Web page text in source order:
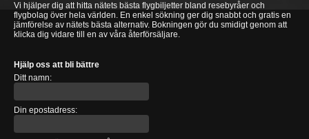
Vi hjälper dig att hitta nätets bästa flygbiljetter bland resebyråer och
flygbolag över hela världen. En enkel sökning ger dig snabbt och gratis en
jämförelse av nätets bästa alternativ. Bokningen gör du smidigt genom att
klicka dig vidare till en av våra återförsäljare.
Hjälp oss att bli bättre
Ditt namn:
Din epostadress: